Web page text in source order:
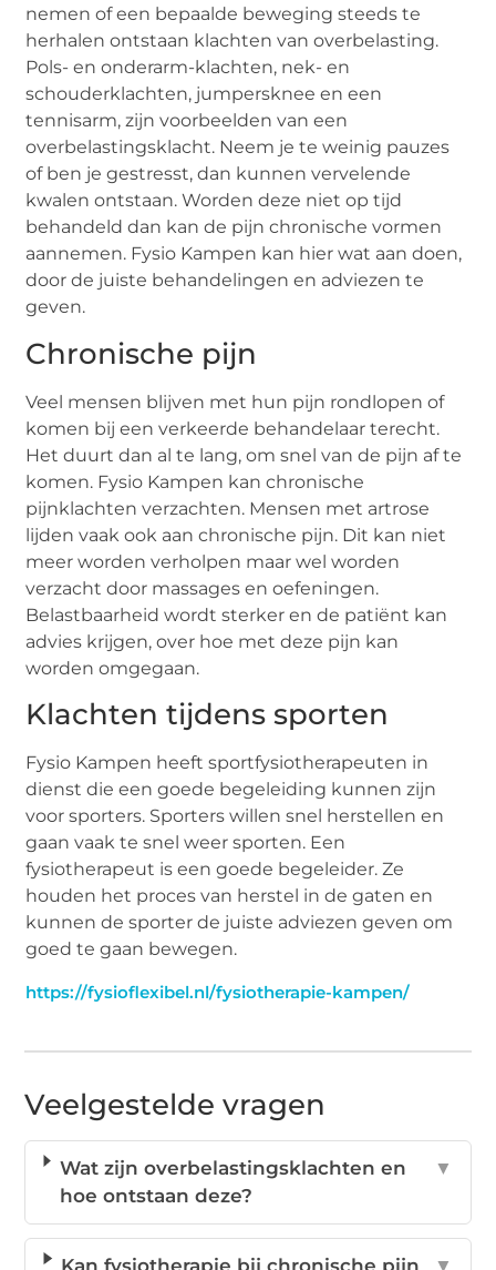
nemen of een bepaalde beweging steeds te
herhalen ontstaan klachten van overbelasting.
Pols- en onderarm-klachten, nek- en
schouderklachten, jumpersknee en een
tennisarm, zijn voorbeelden van een
overbelastingsklacht. Neem je te weinig pauzes
of ben je gestresst, dan kunnen vervelende
kwalen ontstaan. Worden deze niet op tijd
behandeld dan kan de pijn chronische vormen
aannemen. Fysio Kampen kan hier wat aan doen,
door de juiste behandelingen en adviezen te
geven.
Chronische pijn
Veel mensen blijven met hun pijn rondlopen of
komen bij een verkeerde behandelaar terecht.
Het duurt dan al te lang, om snel van de pijn af te
komen. Fysio Kampen kan chronische
pijnklachten verzachten. Mensen met artrose
lijden vaak ook aan chronische pijn. Dit kan niet
meer worden verholpen maar wel worden
verzacht door massages en oefeningen.
Belastbaarheid wordt sterker en de patiënt kan
advies krijgen, over hoe met deze pijn kan
worden omgegaan.
Klachten tijdens sporten
Fysio Kampen heeft sportfysiotherapeuten in
dienst die een goede begeleiding kunnen zijn
voor sporters. Sporters willen snel herstellen en
gaan vaak te snel weer sporten. Een
fysiotherapeut is een goede begeleider. Ze
houden het proces van herstel in de gaten en
kunnen de sporter de juiste adviezen geven om
goed te gaan bewegen.
https://fysioflexibel.nl/fysiotherapie-kampen/
Veelgestelde vragen
Wat zijn overbelastingsklachten en
hoe ontstaan deze?
▼
Kan fysiotherapie bij chronische pijn
▼